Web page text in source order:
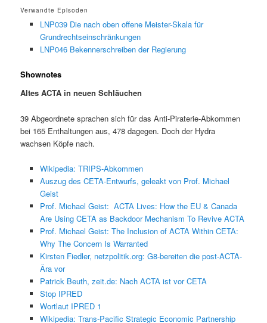
Verwandte Episoden
LNP039 Die nach oben offene Meister-Skala für
Grundrechtseinschränkungen
LNP046 Bekennerschreiben der Regierung
Shownotes
Altes ACTA in neuen Schläuchen
39 Abgeordnete sprachen sich für das Anti-Piraterie-Abkommen
bei 165 Enthaltungen aus, 478 dagegen. Doch der Hydra
wachsen Köpfe nach.
Wikipedia: TRIPS-Abkommen
Auszug des CETA-Entwurfs, geleakt von Prof. Michael
Geist
Prof. Michael Geist: ACTA Lives: How the EU & Canada
Are Using CETA as Backdoor Mechanism To Revive ACTA
Prof. Michael Geist: The Inclusion of ACTA Within CETA:
Why The Concern Is Warranted
Kirsten Fiedler, netzpolitik.org: G8-bereiten die post-ACTA-
Ära vor
Patrick Beuth, zeit.de: Nach ACTA ist vor CETA
Stop IPRED
Wortlaut IPRED 1
Wikipedia: Trans-Pacific Strategic Economic Partnership